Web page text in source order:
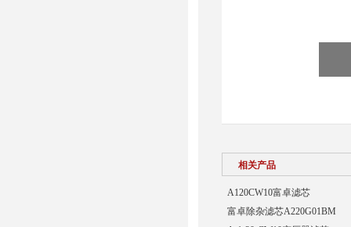
相关产品
A120CW10富卓滤芯
富卓除杂滤芯A220G01BM